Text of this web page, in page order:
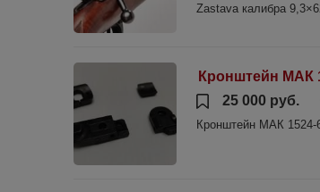
Zastava калибра
Кронштейн МАК
25 000 руб.
Кронштейн МАК